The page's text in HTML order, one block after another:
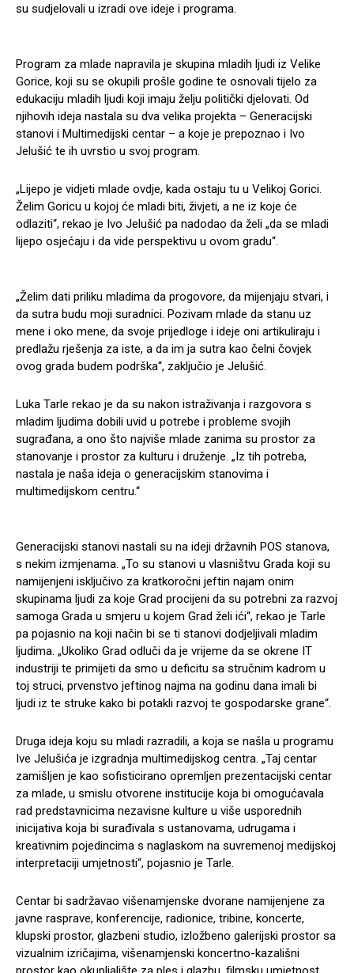
su sudjelovali u izradi ove ideje i programa.
Program za mlade napravila je skupina mladih ljudi iz Velike
Gorice, koji su se okupili prošle godine te osnovali tijelo za
edukaciju mladih ljudi koji imaju želju politički djelovati. Od
njihovih ideja nastala su dva velika projekta – Generacijski
stanovi i Multimedijski centar – a koje je prepoznao i Ivo
Jelušić te ih uvrstio u svoj program.
„Lijepo je vidjeti mlade ovdje, kada ostaju tu u Velikoj Gorici.
Želim Goricu u kojoj će mladi biti, živjeti, a ne iz koje će
odlaziti“, rekao je Ivo Jelušić pa nadodao da želi „da se mladi
lijepo osjećaju i da vide perspektivu u ovom gradu“.
„Želim dati priliku mladima da progovore, da mijenjaju stvari, i
da sutra budu moji suradnici. Pozivam mlade da stanu uz
mene i oko mene, da svoje prijedloge i ideje oni artikuliraju i
predlažu rješenja za iste, a da im ja sutra kao čelni čovjek
ovog grada budem podrška“, zaključio je Jelušić.
Luka Tarle rekao je da su nakon istraživanja i razgovora s
mladim ljudima dobili uvid u potrebe i probleme svojih
sugrađana, a ono što najviše mlade zanima su prostor za
stanovanje i prostor za kulturu i druženje. „Iz tih potreba,
nastala je naša ideja o generacijskim stanovima i
multimedijskom centru.“
Generacijski stanovi nastali su na ideji državnih POS stanova,
s nekim izmjenama. „To su stanovi u vlasništvu Grada koji su
namijenjeni isključivo za kratkoročni jeftin najam onim
skupinama ljudi za koje Grad procijeni da su potrebni za razvoj
samoga Grada u smjeru u kojem Grad želi ići“, rekao je Tarle
pa pojasnio na koji način bi se ti stanovi dodjeljivali mladim
ljudima. „Ukoliko Grad odluči da je vrijeme da se okrene IT
industriji te primijeti da smo u deficitu sa stručnim kadrom u
toj struci, prvenstvo jeftinog najma na godinu dana imali bi
ljudi iz te struke kako bi potakli razvoj te gospodarske grane“.
Druga ideja koju su mladi razradili, a koja se našla u programu
Ive Jelušića je izgradnja multimedijskog centra. „Taj centar
zamišljen je kao sofisticirano opremljen prezentacijski centar
za mlade, u smislu otvorene institucije koja bi omogućavala
rad predstavnicima nezavisne kulture u više usporednih
inicijativa koja bi surađivala s ustanovama, udrugama i
kreativnim pojedincima s naglaskom na suvremenoj medijskoj
interpretaciji umjetnosti“, pojasnio je Tarle.
Centar bi sadržavao višenamjenske dvorane namijenjene za
javne rasprave, konferencije, radionice, tribine, koncerte,
klupski prostor, glazbeni studio, izložbeno galerijski prostor sa
vizualnim izričajima, višenamjenski koncertno-kazališni